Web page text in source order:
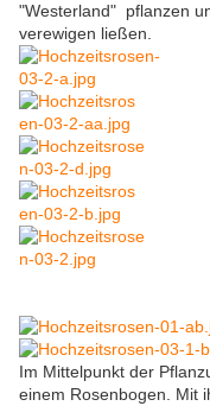
"Westerland" pflanzen
verewigen ließen.
Im Mittelpunkt der
einem Rosenbogen. Mit